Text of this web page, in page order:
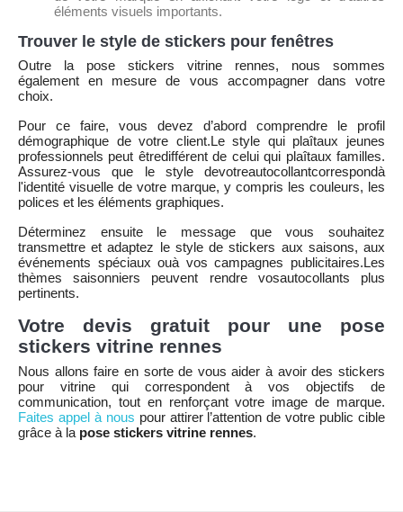
éléments visuels importants.
Trouver le style de stickers pour fenêtres
Outre la pose stickers vitrine rennes, nous sommes
également en mesure de vous accompagner dans votre
choix.
Pour ce faire, vous devez d’abord comprendre le profil
démographique de votre client.Le style qui plaîtaux jeunes
professionnels peut êtredifférent de celui qui plaîtaux familles.
Assurez-vous que le style devotreautocollantcorrespondà
l'identité visuelle de votre marque, y compris les couleurs, les
polices et les éléments graphiques.
Déterminez ensuite le message que vous souhaitez
transmettre et adaptez le style de stickers aux saisons, aux
événements spéciaux ouà vos campagnes publicitaires.Les
thèmes saisonniers peuvent rendre vosautocollants plus
pertinents.
Votre devis gratuit pour une pose
stickers vitrine rennes
Nous allons faire en sorte de vous aider à avoir des stickers
pour vitrine qui correspondent à vos objectifs de
communication, tout en renforçant votre image de marque.
Faites appel à nous pour attirer l’attention de votre public cible
grâce à la pose stickers vitrine rennes.